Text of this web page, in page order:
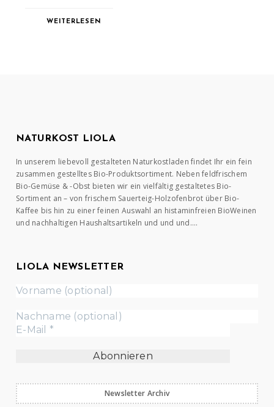
WEITERLESEN
NATURKOST LIOLA
In unserem liebevoll gestalteten Naturkostladen findet Ihr ein fein
zusammen gestelltes Bio-Produktsortiment. Neben feldfrischem
Bio-Gemüse & -Obst bieten wir ein vielfältig gestaltetes Bio-
Sortiment an – von frischem Sauerteig-Holzofenbrot über Bio-
Kaffee bis hin zu einer feinen Auswahl an histaminfreien BioWeinen
und nachhaltigen Haushaltsartikeln und und und….
LIOLA NEWSLETTER
Newsletter Archiv